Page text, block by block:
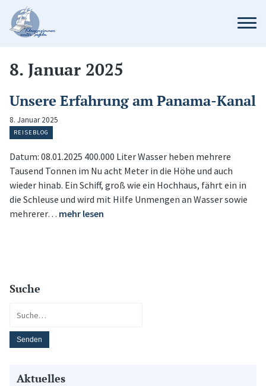
8. Januar 2025
Unsere Erfahrung am Panama-Kanal
8. Januar 2025
REISEBLOG
Datum: 08.01.2025 400.000 Liter Wasser heben mehrere
Tausend Tonnen im Nu acht Meter in die Höhe und auch
wieder hinab. Ein Schiff, groß wie ein Hochhaus, fährt ein in
die Schleuse und wird mit Hilfe Unmengen an Wasser sowie
mehrerer… mehr lesen
Suche
Aktuelles